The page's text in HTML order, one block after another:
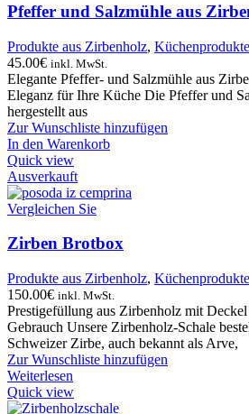
Pfeffer und Salzmühle aus
Produkte aus Zirbenholz,
45.00€ inkl. MwSt.
Elegante Pfeffer- und Salzmühle aus
Eleganz für Ihre Küche Die Pfeffer und
hergestellt aus
Zur Wunschliste hinzufügen
In den Warenkorb
Quick view
Ausverkauft
Vergleichen Sie
Zirben Brotbox
Produkte aus Zirbenholz,
150.00€ inkl. MwSt.
Prestigefüllung aus Zirbenholz mit
Gebrauch Unsere Zirbenholz-Schale
Schweizer Zirbe, auch bekannt als Arve,
Zur Wunschliste hinzufügen
Weiterlesen
Quick view